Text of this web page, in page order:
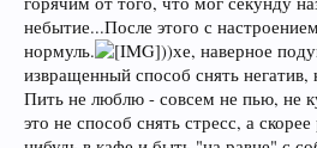
небытие...После этого с
нормуль.
))хе, наверное
извращенный способ снять
Пить не люблю - совсем не пью, не
это не способ снять стресс, а